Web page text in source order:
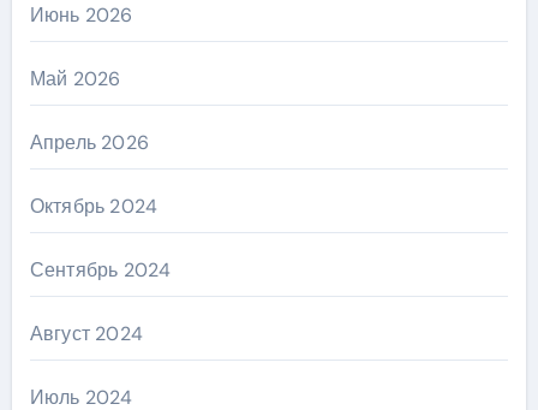
Июнь 2026
Май 2026
Апрель 2026
Октябрь 2024
Сентябрь 2024
Август 2024
Июль 2024